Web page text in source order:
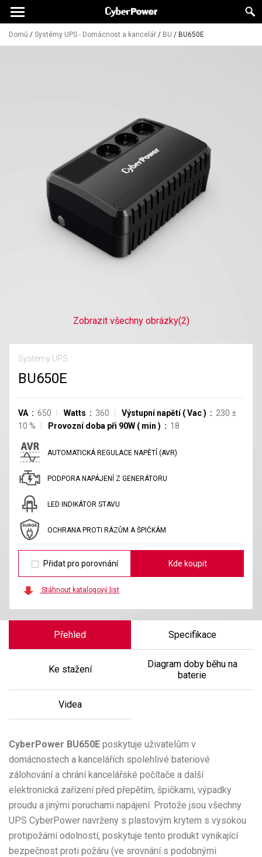
Domů / Systémy UPS - Domácnost a kancelář / BU / BU650E
Zobrazit všechny obrázky(2)
Systémy UPS
BU650E
VA 650 Watts 360 Výstupní napětí(Vac) 230 ±
10 % Provozní doba při 90W ( min ) 18
AUTOMATICKÁ REGULACE NAPĚTÍ (AVR)
PODPORA NAPÁJENÍ Z GENERÁTORU
LED INDIKÁTOR STAVU
OCHRANA PROTI RÁZŮM A ŠPIČKÁM
Přidat pro porovnání Kde koupit
Stáhnout katalogový list
Přehled Specifikace
Ke stažení
Diagram doby běhu na
baterie
Videa
CyberPower BU650E poskytuje uživatelům v
domácnostech a kancelářích spolehlivé bateriové
zálohování a chrání kancelářské počítače a další
elektronická zařízení před přepětím, špičkami, výpadky
proudu a jinými poruchami napájení. Protože jsou všechny
UPS CyberPower navrženy s plastovým krytem s vysokou
protipožární odolností, poskytuje tento produkt vynikající
bezpečnost proti požáru (ve srovnání s podobnými